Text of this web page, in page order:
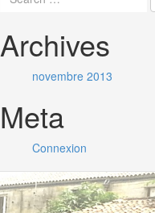
Archives
novembre 2013
Meta
Connexion